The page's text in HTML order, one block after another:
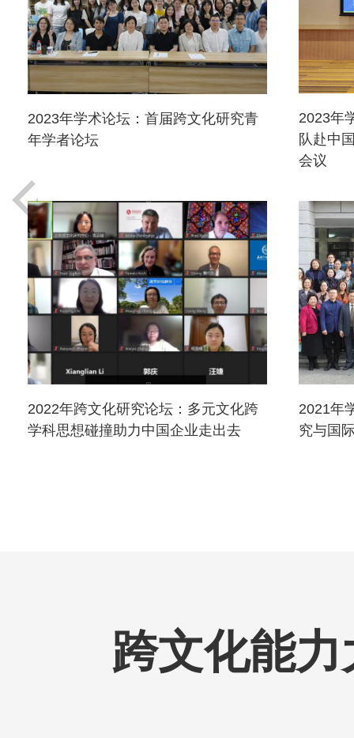
2023年学术论坛：首届跨文化研究青
年学者论坛
2023年
队赴中
会议
2022年跨文化研究论坛：多元文化跨
学科思想碰撞助力中国企业走出去
2021年
究与国
跨文化能